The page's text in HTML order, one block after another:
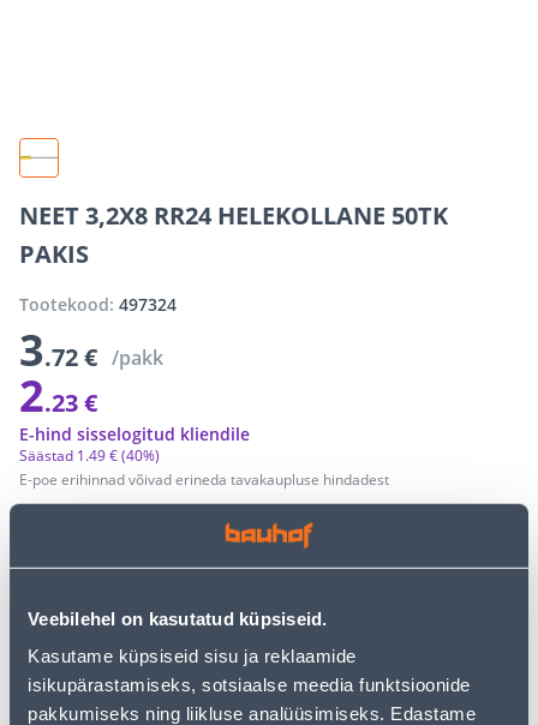
Veebilehel on kasutatud küpsiseid.
Kasutame küpsiseid sisu ja reklaamide
isikupärastamiseks, sotsiaalse meedia funktsioonide
pakkumiseks ning liikluse analüüsimiseks. Edastame
NEET 3,2X8 RR24 HELEKOLLANE 50TK
PAKIS
Tootekood: 497324
3.72 € /pakk
2.23 €
E-poe erihinnad võivad erineda tavakaupluse hindadest
Säästad 1.49 €(40%)
E-hind sisselogitud kliendile
LISA OSTUKORVI
Vaata saadavust